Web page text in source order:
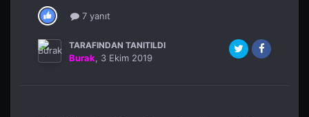
7 yanıt
TARAFINDAN TANITILDI
Burak, 3 Ekim 2019